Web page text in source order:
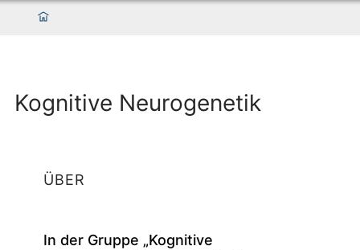
Kognitive Neurogenetik
ÜBER
In der Gruppe „Kognitive